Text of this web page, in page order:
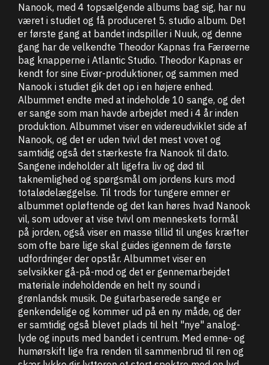
Nanook, med 4 topsælgende albums bag sig, har nu
været i studiet og få produceret 5. studio album. Det
er første gang at bandet indspiller i Nuuk, og denne
gang har de velkendte Theodor Kapnas fra Færøerne
bag knapperne i Atlantic Studio. Theodor Kapnas er
kendt for sine Eivør-produktioner, og sammen med
Nanook i studiet gik det op i en højere enhed.
Albummet endte med at indeholde 10 sange, og det
er sange som man havde arbejdet med i 4 år inden
produktion. Albummet viser en videreudviklet side af
Nanook, og det er uden tvivl det mest vovet og
samtidig også det stærkeste fra Nanook til dato.
Sangene indeholder alt ligefra liv og død til
taknemlighed og spørgsmål om jordens kurs mod
totalødelæggelse. Til trods for tungere emner er
albummet opløftende og det kan høres hvad Nanook
vil, som udover at vise tvivl om menneskets formål
på jorden, også viser en masse tillid til unges kræfter
som ofte bare lige skal guides igennem de første
udfordringer der opstår. Albummet viser en
selvsikker gå-på-mod og det er gennemarbejdet
materiale indeholdende en helt ny sound i
grønlandsk musik. De guitarbaserede sange er
genkendelige og kommer ud på en ny måde, og der
er samtidig også blevet plads til helt "nye" analog-
lyde og inputs med bandet i centrum. Med emne- og
humørskift lige fra renden til sammenbrud til ren og